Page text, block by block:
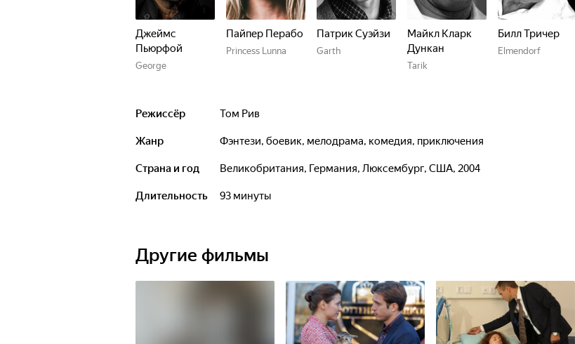
Джеймс
Пьюрфой
George
Пайпер Перабо
Princess Lunna
Патрик Суэйзи
Garth
Майкл Кларк
Дункан
Tarik
Билл Тричер
Elmendorf
Режиссёр Том Рив
Жанр фэнтези, боевик, мелодрама, комедия, приключения
Страна и год Великобритания, Германия, Люксембург, США, 2004
Длительность 93 минуты
Другие фильмы